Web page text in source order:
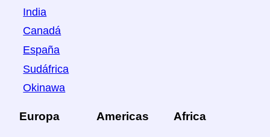
India
Canadá
España
Sudáfrica
Okinawa
Europa Americas Africa